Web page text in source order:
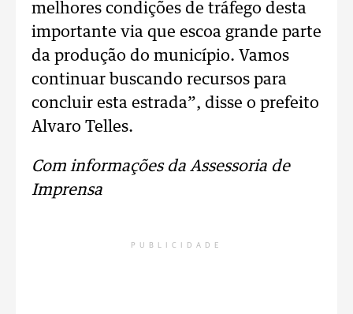
melhores condições de tráfego desta
importante via que escoa grande parte
da produção do município. Vamos
continuar buscando recursos para
concluir esta estrada”, disse o prefeito
Alvaro Telles.
Com informações da Assessoria de
Imprensa
PUBLICIDADE